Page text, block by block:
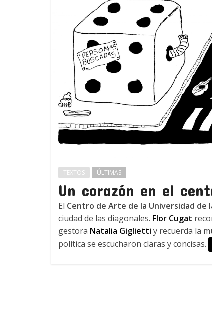
TEXTOS ÚLTIMAS
Un corazón en el
El Centro de Arte de la Universidad de
ciudad de las diagonales. Flor Cugat
gestora Natalia Giglietti y recuerda la
política se escucharon claras y concisas.